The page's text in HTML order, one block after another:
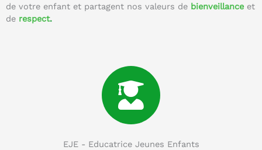
de votre enfant et partagent nos valeurs de bienveillance et
de respect.
EJE - Educatrice Jeunes Enfants